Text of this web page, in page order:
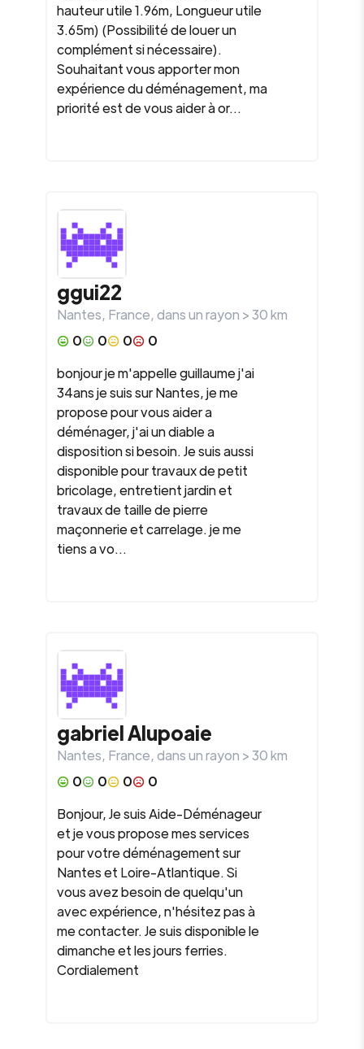
hauteur utile 1.96m, Longueur utile
3.65m) (Possibilité de louer un
complément si nécessaire).
Souhaitant vous apporter mon
expérience du déménagement, ma
priorité est de vous aider à or...
ggui22
Nantes, France, dans un rayon >30km
0
0 0
0
bonjour je m'appelle guillaume j'ai
34ans je suis sur Nantes, je me
propose pour vous aider a
déménager, j'ai un diable a
disposition si besoin. Je suis aussi
disponible pour travaux de petit
bricolage, entretient jardin et
travaux de taille de pierre
maçonnerie et carrelage. je me
tiens a vo...
gabrielAlupoaie
Nantes, France, dans un rayon >30km
0
0 0
0
Bonjour, Je suis Aide-Déménageur
et je vous propose mes services
pour votre déménagement sur
Nantes et Loire-Atlantique. Si
vous avez besoin de quelqu'un
avec expérience, n'hésitez pas à
me contacter. Je suis disponible le
dimanche et les jours ferries.
Cordialement